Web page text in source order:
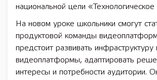
национальной цели «Технологическое
На новом уроке школьники смогут
продуктовой команды
предстоит развивать инфраструктуру
видеоплатформы, адаптировать
интересы и потребности аудитории.